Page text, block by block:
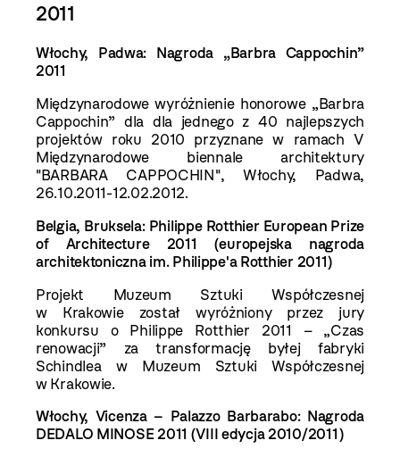
2011
Włochy, Padwa: Nagroda „Barbra Cappochin”
2011
Międzynarodowe wyróżnienie honorowe „Barbra
Cappochin” dla dla jednego z 40 najlepszych
projektów roku 2010 przyznane w ramach V
Międzynarodowe biennale architektury
"BARBARA CAPPOCHIN", Włochy, Padwa,
26.10.2011-12.02.2012.
Belgia, Bruksela: Philippe Rotthier European Prize
of Architecture 2011 (europejska nagroda
architektoniczna im. Philippe'a Rotthier 2011)
Projekt Muzeum Sztuki Współczesnej
w Krakowie został wyróżniony przez jury
konkursu o Philippe Rotthier 2011 – „Czas
renowacji” za transformację byłej fabryki
Schindlea w Muzeum Sztuki Współczesnej
w Krakowie.
Włochy, Vicenza – Palazzo Barbarabo: Nagroda
DEDALO MINOSE 2011 (VIII edycja 2010/2011)